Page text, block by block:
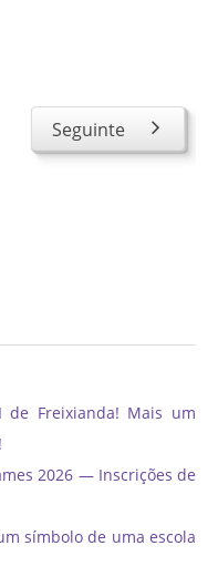
Seguinte
de Freixianda! Mais um
2026 — Inscrições de
símbolo de uma escola